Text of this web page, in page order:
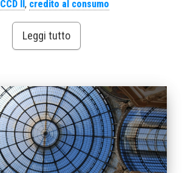
CCD II, credito al consumo
Leggi tutto